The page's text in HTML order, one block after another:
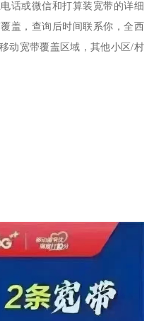
话或微信和打算装宽带的详细
盖，查询后时间联系你，全西
动宽带覆盖区域，其他小区/村